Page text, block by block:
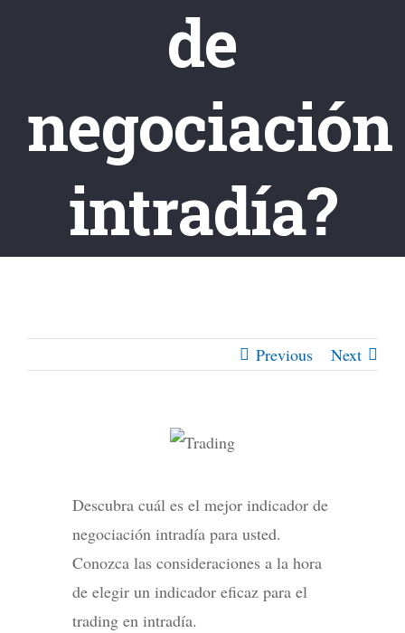
de
negociación
intradía?
Previous Next
Descubra cuál es el mejor indicador de
negociación intradía para usted.
Conozca las consideraciones a la hora
de elegir un indicador eficaz para el
trading en intradía.